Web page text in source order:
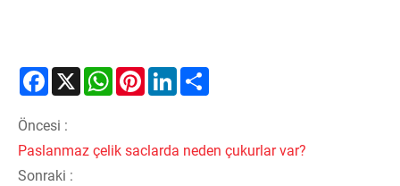
Facebook
X WhatsAppPinterestLinkedIn
Öncesi :
Paslanmaz çelik saclarda neden çukurlar var?
Sonraki :